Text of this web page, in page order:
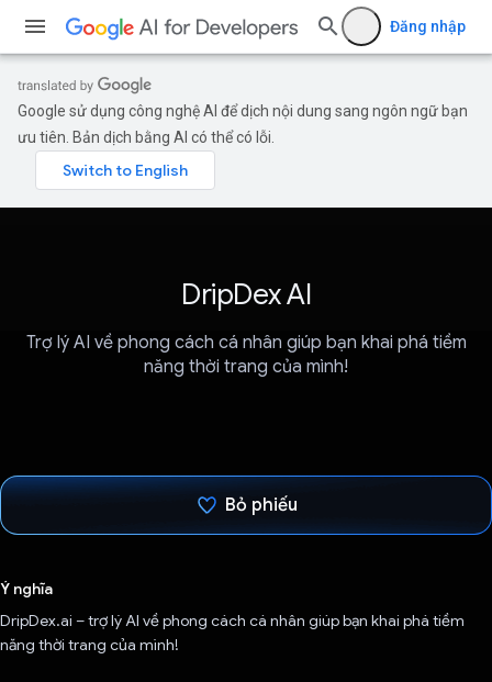
Đăng nhập
Google sử dụng công nghệ AI để dịch nội dung sang ngôn ngữ bạn
ưu tiên. Bản dịch bằng AI có thể có lỗi.
DripDex AI
Trợ lý AI về phong cách cá nhân giúp bạn khai phá tiềm
năng thời trang của mình!
Bỏ phiếu
Ý nghĩa
DripDex.ai – trợ lý AI về phong cách cá nhân giúp bạn khai phá tiềm
năng thời trang của mình!